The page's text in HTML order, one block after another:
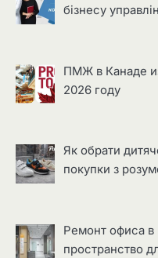
бізнесу
ПМЖ в Канаде
2026 году
Як обрати
покупки з
Ремонт офиса
пространство